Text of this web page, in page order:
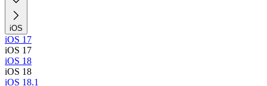
iOS
iOS 17
iOS 17
iOS 18
iOS 18
iOS 18.1